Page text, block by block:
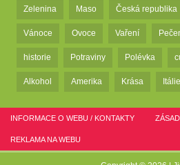
Zelenina Maso Česká republika
Vánoce Ovoce Vaření
historie Potraviny Polévka
Alkohol Amerika Krása Itálie
INFORMACE O WEBU / KONTAKTY
REKLAMA NA WEBU